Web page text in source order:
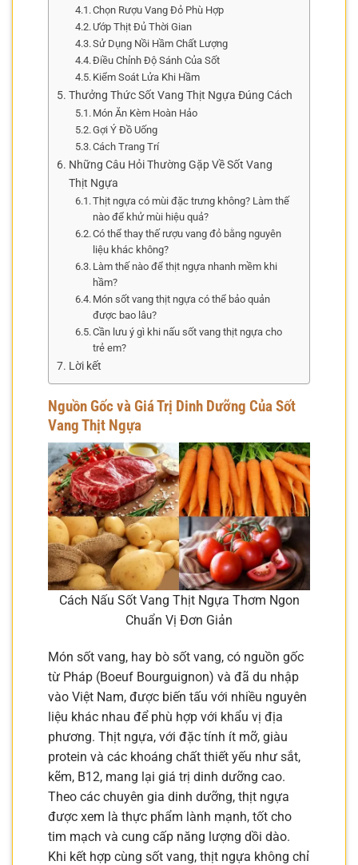
Chọn Rượu Vang Đỏ Phù Hợp
Ướp Thịt Đủ Thời Gian
Sử Dụng Nồi Hầm Chất Lượng
Điều Chỉnh Độ Sánh Của Sốt
Kiểm Soát Lửa Khi Hầm
Thưởng Thức Sốt Vang Thịt Ngựa Đúng Cách
Món Ăn Kèm Hoàn Hảo
Gợi Ý Đồ Uống
Cách Trang Trí
Những Câu Hỏi Thường Gặp Về Sốt Vang
Thịt Ngựa
Thịt ngựa có mùi đặc trưng không? Làm thế
nào để khử mùi hiệu quả?
Có thể thay thế rượu vang đỏ bằng nguyên
liệu khác không?
Làm thế nào để thịt ngựa nhanh mềm khi
hầm?
Món sốt vang thịt ngựa có thể bảo quản
được bao lâu?
Cần lưu ý gì khi nấu sốt vang thịt ngựa cho
trẻ em?
Lời kết
Nguồn Gốc và Giá Trị Dinh Dưỡng Của Sốt
Vang Thịt Ngựa
Cách Nấu Sốt Vang Thịt Ngựa Thơm Ngon
Chuẩn Vị Đơn Giản
Món sốt vang, hay bò sốt vang, có nguồn gốc
từ Pháp (Boeuf Bourguignon) và đã du nhập
vào Việt Nam, được biến tấu với nhiều nguyên
liệu khác nhau để phù hợp với khẩu vị địa
phương. Thịt ngựa, với đặc tính ít mỡ, giàu
protein và các khoáng chất thiết yếu như sắt,
kẽm, B12, mang lại giá trị dinh dưỡng cao.
Theo các chuyên gia dinh dưỡng, thịt ngựa
được xem là thực phẩm lành mạnh, tốt cho
tim mạch và cung cấp năng lượng dồi dào.
Khi kết hợp cùng sốt vang, thịt ngựa không chỉ